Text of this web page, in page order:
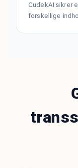
CudekAI sikrer
forskellige